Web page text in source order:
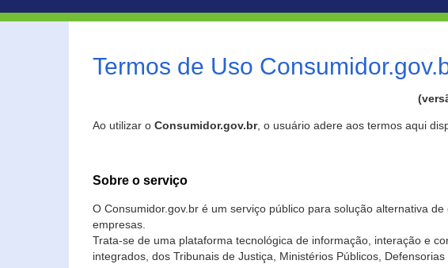
Termos de Uso
Ao utilizar o Consumidor.gov.br, o usuário adere aos termos aqui
Sobre o serviço
O Consumidor.gov.br é um serviço público para solução alternativa
empresas.
Trata-se de uma plataforma tecnológica de informação, interação e
integrados, dos Tribunais de Justiça, Ministérios Públicos,